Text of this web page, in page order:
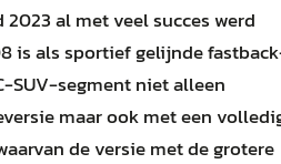
2023 al met veel succes werd
is als sportief gelijnde
SUV-segment niet alleen
maar ook met een
de versie met de grotere